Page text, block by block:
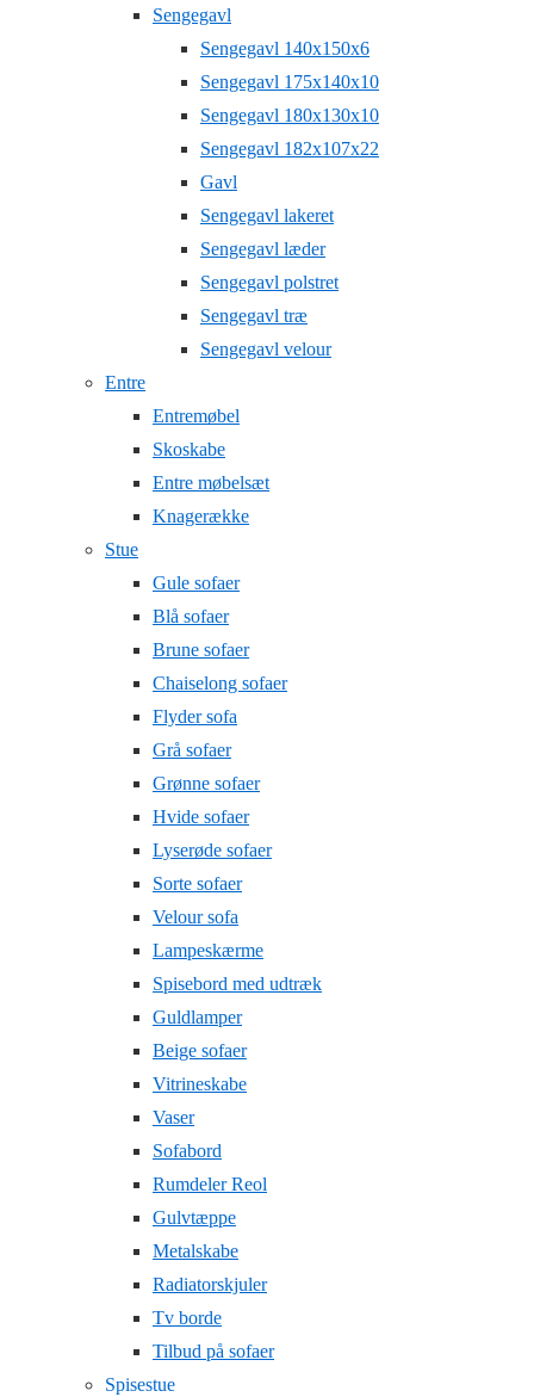
Sengegavl
Sengegavl 140x150x6
Sengegavl 175x140x10
Sengegavl 180x130x10
Sengegavl 182x107x22
Gavl
Sengegavl lakeret
Sengegavl læder
Sengegavl polstret
Sengegavl træ
Sengegavl velour
Entre
Entremøbel
Skoskabe
Entre møbelsæt
Knagerække
Stue
Gule sofaer
Blå sofaer
Brune sofaer
Chaiselong sofaer
Flyder sofa
Grå sofaer
Grønne sofaer
Hvide sofaer
Lyserøde sofaer
Sorte sofaer
Velour sofa
Lampeskærme
Spisebord med udtræk
Guldlamper
Beige sofaer
Vitrineskabe
Vaser
Sofabord
Rumdeler Reol
Gulvtæppe
Metalskabe
Radiatorskjuler
Tv borde
Tilbud på sofaer
Spisestue